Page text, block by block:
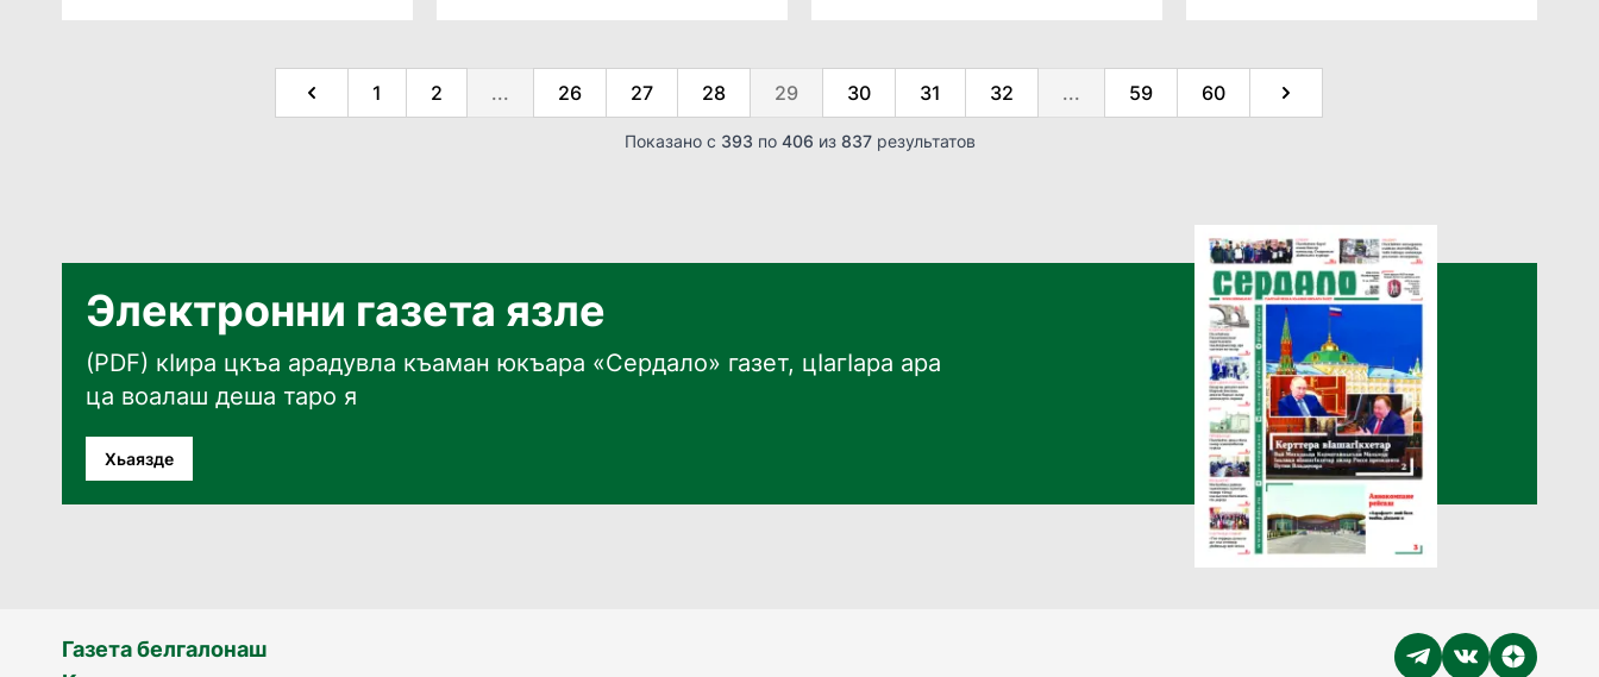
1 2 ... 26 27 28 29 30 31 32 ... 59 60
Показано с 393 по 406 из 837результатов
Электронни газета язле
(PDF) кӀира цкъа арадувла къаман юкъара «Сердало» газет, цӀагӀара ара
ца воалаш деша таро я
Хьаязде
Газета белгалонаш